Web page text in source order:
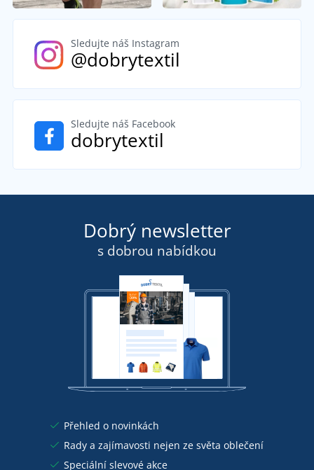
Sledujte náš Instagram
@dobrytextil
Sledujte náš Facebook
dobrytextil
Dobrý newsletter
s dobrou nabídkou
Přehled o novinkách
Rady a zajímavosti nejen ze světa oblečení
Speciální slevové akce